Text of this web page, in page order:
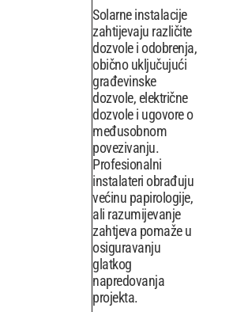
Solarne instalacije
zahtijevaju različite
dozvole i odobrenja,
obično uključujući
građevinske
dozvole, električne
dozvole i ugovore o
međusobnom
povezivanju.
Profesionalni
instalateri obrađuju
većinu papirologije,
ali razumijevanje
zahtjeva pomaže u
osiguravanju
glatkog
napredovanja
projekta.